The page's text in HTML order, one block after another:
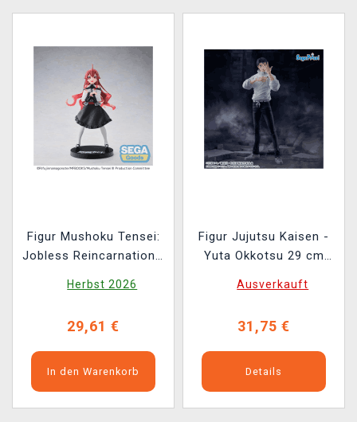
Figur Mushoku Tensei:
Jobless Reincarnation -
Herbst 2026
29,61 €
In den Warenkorb
Figur Jujutsu Kaisen -
Yuta Okkotsu 29 cm
Ausverkauft
31,75 €
Details